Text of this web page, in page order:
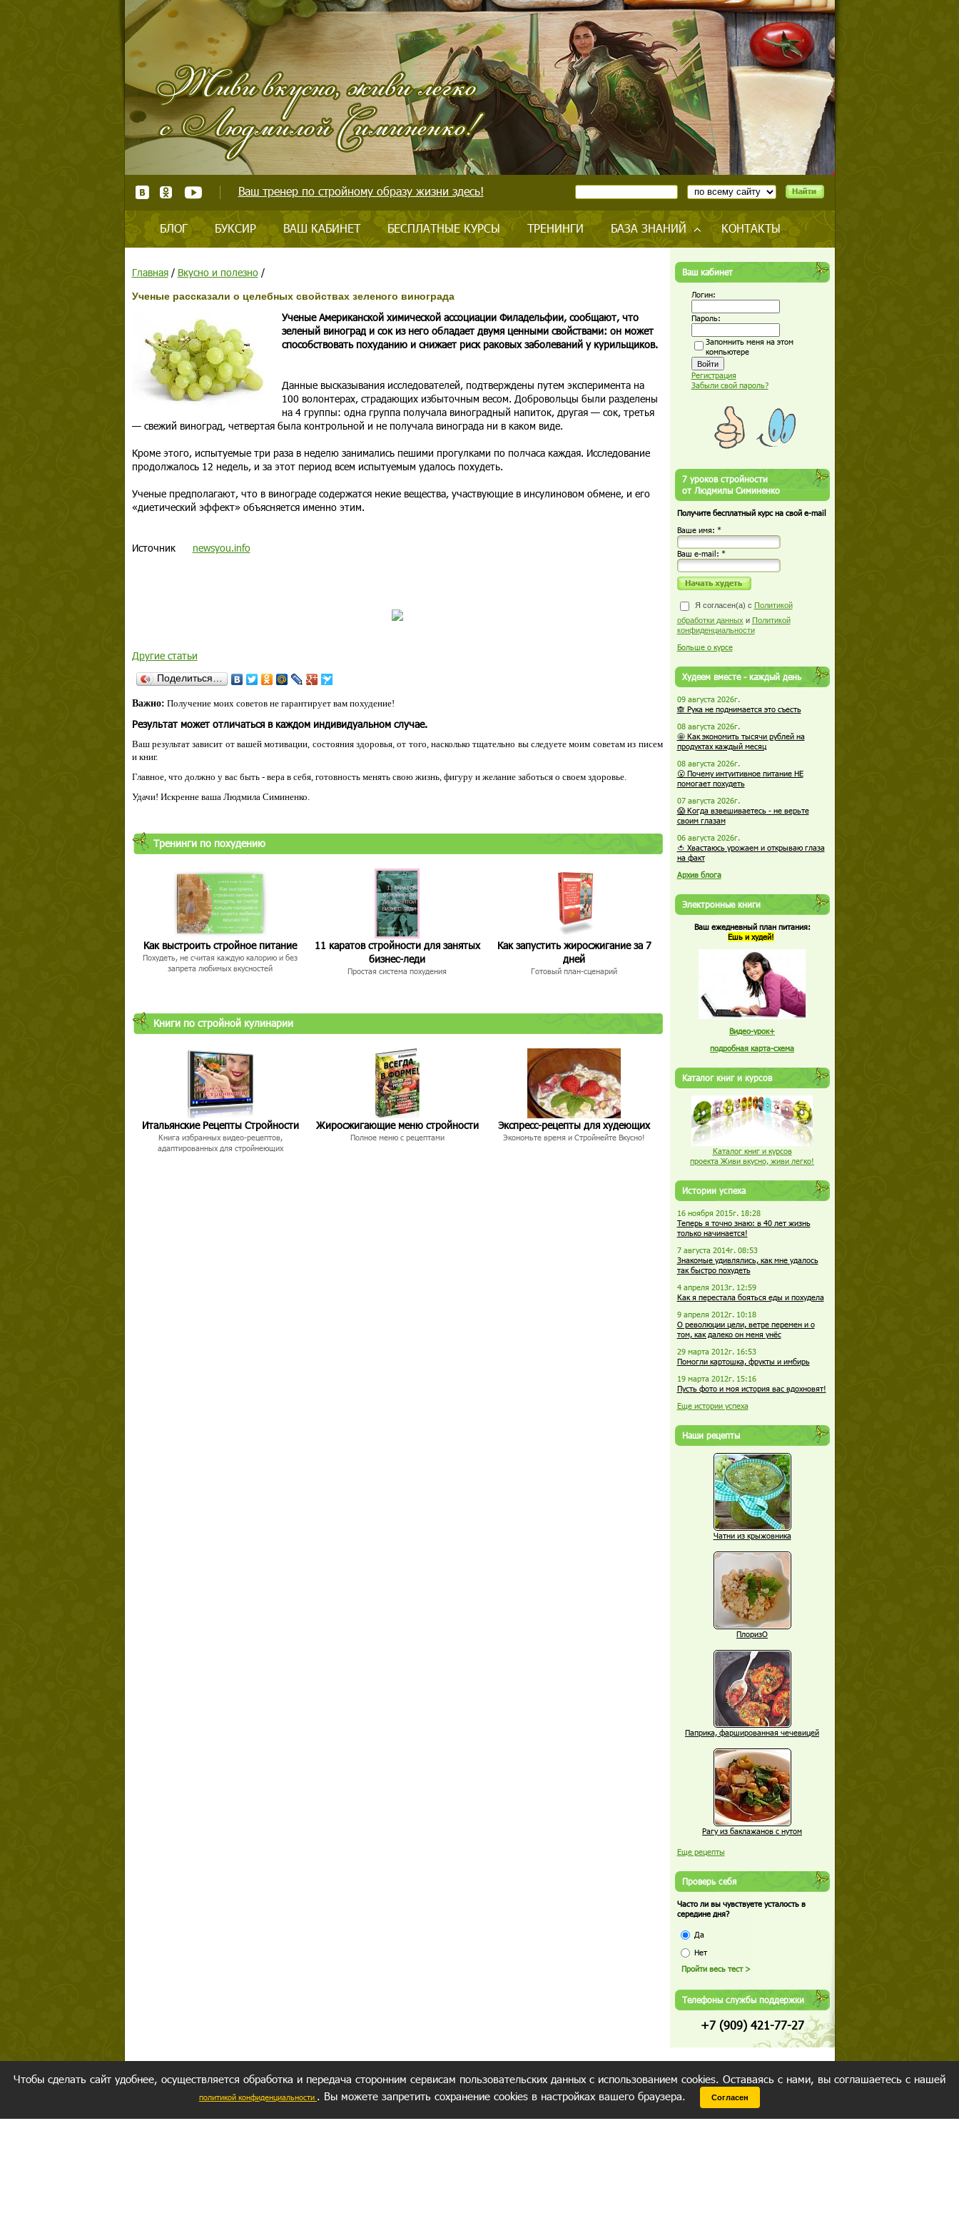
Ваш тренер по стройному образу жизни здесь!
БЛОГ БУКСИР ВАШ КАБИНЕТ БЕСПЛАТНЫЕ КУРСЫ ТРЕНИНГИ БАЗА ЗНАНИЙ КОНТАКТЫ
Главная/ Вкусно и полезно/
Ученые рассказали о целебных свойствах зеленого винограда
Ученые Американской химической ассоциации Филадельфии, сообщают, что
зеленый виноград и сок из него обладает двумя ценными свойствами: он может
способствовать похуданию и снижает риск раковых заболеваний у курильщиков.
Данные высказывания исследователей, подтверждены путем эксперимента на
100 волонтерах, страдающих избыточным весом. Добровольцы были разделены
на 4 группы: одна группа получала виноградный напиток, другая — сок, третья
— свежий виноград, четвертая была контрольной и не получала винограда ни в каком виде.
Кроме этого, испытуемые три раза в неделю занимались пешими прогулками по полчаса каждая. Исследование
продолжалось 12 недель, и за этот период всем испытуемым удалось похудеть.
Ученые предполагают, что в винограде содержатся некие вещества, участвующие в инсулиновом обмене, и его
«диетический эффект» объясняется именно этим.
Источник newsyou.info
Другие статьи
Поделиться…
Важно: Получение моих советов не гарантирует вам похудение!
Результат может отличаться в каждом индивидуальном случае.
Ваш результат зависит от вашей мотивации, состояния здоровья, от того, насколько тщательно вы следуете моим советам из писем
и книг.
Главное, что должно у вас быть - вера в себя, готовность менять свою жизнь, фигуру и желание заботься о своем здоровье.
Удачи! Искренне ваша Людмила Симиненко.
Тренинги по похудению
Как выстроить стройное питание
Похудеть, не считая каждую калорию и без
запрета любимых вкусностей
11 каратов стройности для занятых
бизнес-леди
Простая система похудения
Как запустить жиросжигание за 7
дней
Готовый план-сценарий
Книги по стройной кулинарии
Итальянские Рецепты Стройности
Книга избранных видео-рецептов,
адаптированных для стройнеющих
Жиросжигающие меню стройности
Полное меню с рецептами
Экспресс-рецепты для худеющих
Экономьте время и Стройнейте Вкусно!
Ваш кабинет
Логин:
Пароль:
Запомнить меня на этом
компьютере
Регистрация
Забыли свой пароль?
7 уроков стройности
от Людмилы Симиненко
Получите бесплатный курс на свой e-mail
Ваше имя: *
Ваш е-mail: *
Я согласен(а) с Политикой
обработки данных и Политикой
конфиденциальности
Больше о курсе
Худеем вместе - каждый день
09 августа 2026г.
🙈 Рука не поднимается это съесть
08 августа 2026г.
🤩 Как экономить тысячи рублей на
продуктах каждый месяц
08 августа 2026г.
😮 Почему интуитивное питание НЕ
помогает похудеть
07 августа 2026г.
😱 Когда взвешиваетесь - не верьте
своим глазам
06 августа 2026г.
🍅 Хвастаюсь урожаем и открываю глаза
на факт
Архив блога
Электронные книги
Ваш ежедневный план питания:
Ешь и худей!
Видео-урок+
подробная карта-схема
Каталог книг и курсов
Каталог книг и курсов
проекта Живи вкусно, живи легко!
Истории успеха
16 ноября 2015г. 18:28
Теперь я точно знаю: в 40 лет жизнь
только начинается!
7 августа 2014г. 08:53
Знакомые удивлялись, как мне удалось
так быстро похудеть
4 апреля 2013г. 12:59
Как я перестала бояться еды и похудела
9 апреля 2012г. 10:18
О революции цели, ветре перемен и о
том, как далеко он меня унёс
29 марта 2012г. 16:53
Помогли картошка, фрукты и имбирь
19 марта 2012г. 15:16
Пусть фото и моя история вас вдохновят!
Еще истории успеха
Наши рецепты
Чатни из крыжовника
ПлоризО
Паприка, фаршированная чечевицей
Рагу из баклажанов с нутом
Еще рецепты
Проверь себя
Часто ли вы чувствуете усталость в
середине дня?
Да
Нет
Телефоны службы поддержки
+7 (909) 421-77-27
Чтобы сделать сайт удобнее, осуществляется обработка и передача сторонним сервисам пользовательских данных с использованием cookies. Оставаясь с нами, вы соглашаетесь с нашей
политикой конфиденциальности . Вы можете запретить сохранение cookies в настройках вашего браузера. Согласен